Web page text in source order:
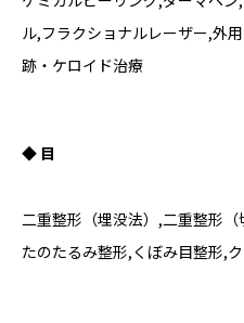
ル,フラクショナルレーザー,外
跡・ケロイド治療
◆ 目
二重整形（埋没法）,二重整形
たのたるみ整形,くぼみ目整形,